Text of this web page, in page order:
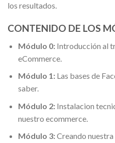
los resultados.
CONTENIDO DE LOS
Módulo 0:Introducción al
eCommerce.
Módulo 1:Las bases de
saber.
Módulo 2:Instalacion
nuestro ecommerce.
Módulo 3:Creando